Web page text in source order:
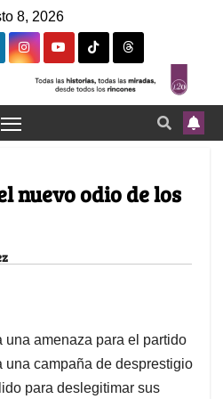
8, 2026
nuevo odio de los
una amenaza para el partido
una campaña de desprestigio
para deslegitimar sus